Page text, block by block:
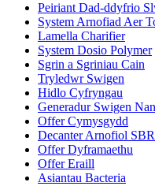
Peiriant Dad-ddyfrio
System Arnofiad Aer
Lamella Charifier
System Dosio Polymer
Sgrin a Sgriniau Cain
Tryledwr Swigen
Hidlo Cyfryngau
Generadur Swigen
Offer Cymysgydd
Decanter Arnofiol SBR
Offer Dyframaethu
Offer Eraill
Asiantau Bacteria